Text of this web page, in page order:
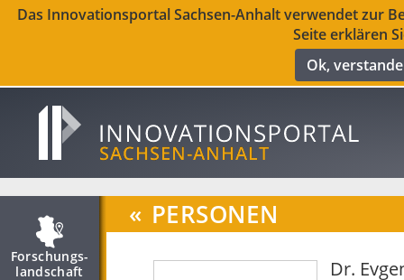
Das Innovationsportal Sachsen-Anhalt verwendet zur
Seite erklären
Ok,
Forschungs­
landschaft
« PERSONEN
Dr.